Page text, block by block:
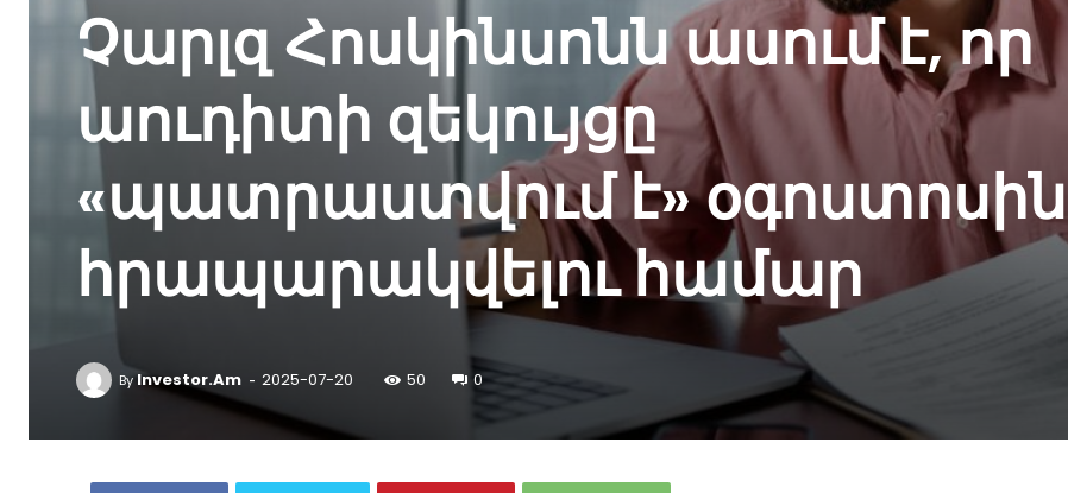
Չարլզ Հոսկինսոնն ասում է, որ
աուդիտի զեկույցը
«պատրաստվում է» օգոստոսին
հրապարակվելու համար
ByInvestor.am - 2025-07-20 50 0